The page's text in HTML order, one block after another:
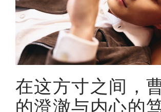
在这方寸之间，
的澄澈与内心的